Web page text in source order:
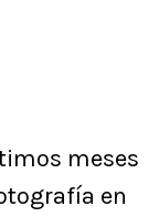
meses
en